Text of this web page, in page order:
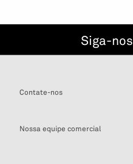
Siga-nos
Contate-nos
Nossa equipe comercial